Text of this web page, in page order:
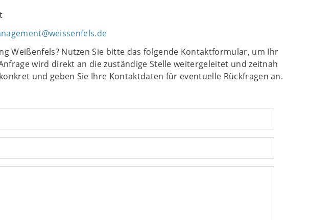
Weißenfels? Nutzen Sie bitte das folgende Kontaktformular, um Ihr
wird direkt an die zuständige Stelle weitergeleitet und zeitnah
und geben Sie Ihre Kontaktdaten für eventuelle Rückfragen an.